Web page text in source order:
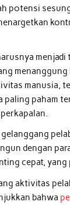
potensi
menanggung
manusia,
paling paham
dengan
cepat,
aktivitas
bahwa